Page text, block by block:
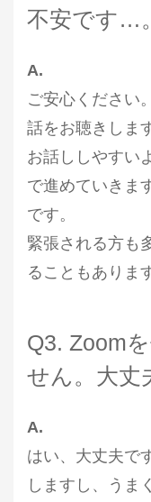
不安です…。
A.
ご安心ください
話をお聴きしま
お話ししやすい
で進めていきま
です。
緊張される方も
ることもありま
Q3. Zoom
せん。大丈
A.
はい、大丈夫で
しますし、うま